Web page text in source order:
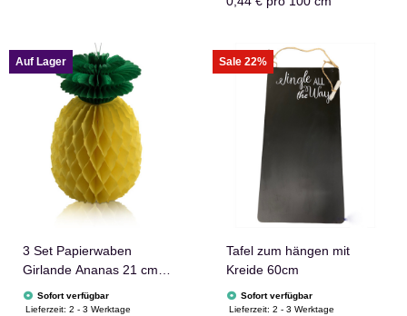
Auf Lager
3 Set Papierwaben
Girlande Ananas 21 cm
Tropische Party Deko
Karibik
Sofort verfügbar
Lieferzeit:2 - 3 Werktage
Sale 22%
Tafel zum hängen mit
Kreide 60cm
Sofort verfügbar
Lieferzeit:2 - 3 Werktage